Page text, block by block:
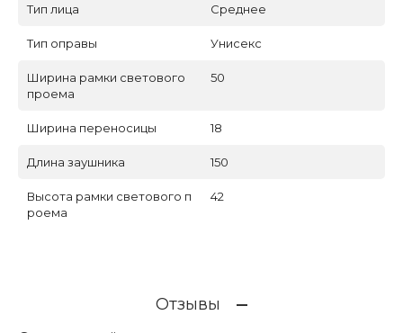
Тип лица Среднее
Тип оправы Унисекс
Ширина рамки светового
проема
50
Ширина переносицы 18
Длина заушника 150
Высота рамки светового п
роема
42
Отзывы